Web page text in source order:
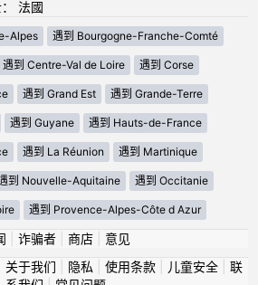
法國
Alpes 遇到 Bourgogne-Franche-Comté
遇到 Centre-Val de Loire 遇到 Corse
遇到 Grand Est 遇到 Grande-Terre
遇到 Guyane 遇到 Hauts-de-France
遇到 La Réunion 遇到 Martinique
到 Nouvelle-Aquitaine 遇到 Occitanie
遇到 Provence-Alpes-Côte d Azur
诈骗者| 商店| 意见
关于我们 隐私 使用条款| 儿童安全| 联